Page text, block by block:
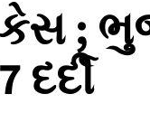
કેસ ;